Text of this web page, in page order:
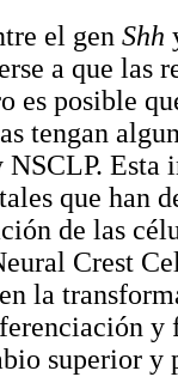
el gen Shh
a que las
es posible
tengan
NSCLP. Esta
que han
de las
Crest
la
y
superior y